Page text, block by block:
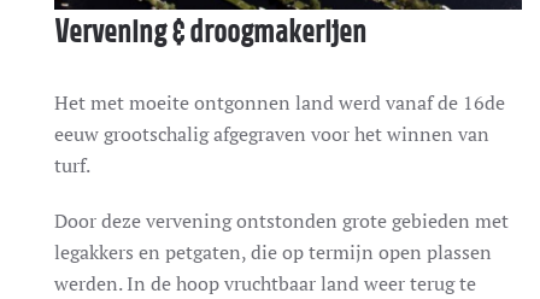
Vervening & droogmakerijen
Het met moeite ontgonnen land werd vanaf de 16de
eeuw grootschalig afgegraven voor het winnen van
turf.
Door deze vervening ontstonden grote gebieden met
legakkers en petgaten, die op termijn open plassen
werden. In de hoop vruchtbaar land weer terug te